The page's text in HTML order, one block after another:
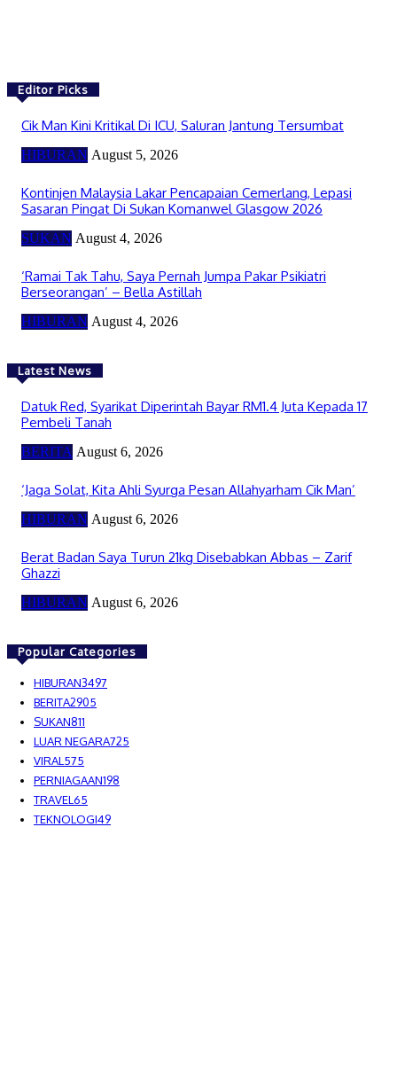
Editor Picks
Cik Man Kini Kritikal Di ICU, Saluran Jantung Tersumbat
HIBURAN August 5, 2026
Kontinjen Malaysia Lakar Pencapaian Cemerlang, Lepasi
Sasaran Pingat Di Sukan Komanwel Glasgow 2026
SUKAN August 4, 2026
‘Ramai Tak Tahu, Saya Pernah Jumpa Pakar Psikiatri
Berseorangan’ – Bella Astillah
HIBURAN August 4, 2026
Latest News
Datuk Red, Syarikat Diperintah Bayar RM1.4 Juta Kepada 17
Pembeli Tanah
BERITA August 6, 2026
‘Jaga Solat, Kita Ahli Syurga Pesan Allahyarham Cik Man’
HIBURAN August 6, 2026
Berat Badan Saya Turun 21kg Disebabkan Abbas – Zarif
Ghazzi
HIBURAN August 6, 2026
Popular Categories
HIBURAN3497
BERITA2905
SUKAN811
LUAR NEGARA725
VIRAL 575
PERNIAGAAN198
TRAVEL 65
TEKNOLOGI49